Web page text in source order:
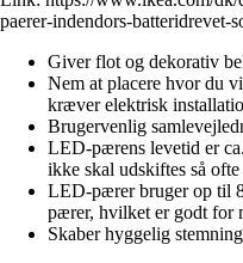
paerer-indendors-batteridrevet-
Giver flot og dekorativ
Nem at placere hvor du
kræver elektrisk
Brugervenlig
LED-pærens levetid er
ikke skal udskiftes så ofte
LED-pærer bruger op til
pærer, hvilket er godt for
Skaber hyggelig